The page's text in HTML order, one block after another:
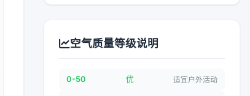
空气质量等级说明
0-50 优 适宜户外活动